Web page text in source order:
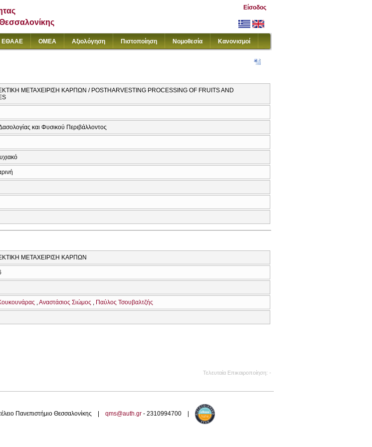
Είσοδος
ΕΘΑΑΕ ΟΜΕΑ Αξιολόγηση Πιστοποίηση Νομοθεσία Κανονισμοί
ΜΕΤΑΧΕΙΡΙΣΗ ΚΑΡΠΩΝ / POSTHARVESTING PROCESSING OF FRUITS AND
και Φυσικού Περιβάλλοντος
ΜΕΤΑΧΕΙΡΙΣΗ ΚΑΡΠΩΝ
Αναστάσιος Σιώμος Παύλος Τσουβαλτζής
Τελευταία Επικαιροποίηση -
Πανεπιστήμιο Θεσσαλονίκης | qms@auth.gr - 2310994700 |